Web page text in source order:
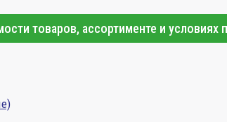
товаров, ассортименте и